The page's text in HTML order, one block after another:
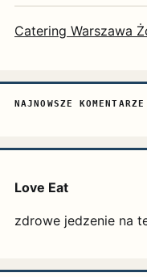
Catering Warszawa
NAJNOWSZE KOMENTARZE
Love Eat
zdrowe jedzenie na